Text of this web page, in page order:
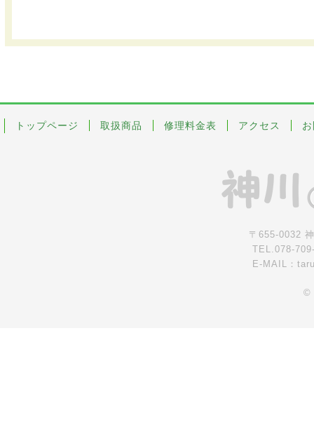
トップページ 取扱商品 修理料金表 アクセス
〒655-0032
TEL.078-
E-MAIL：
©